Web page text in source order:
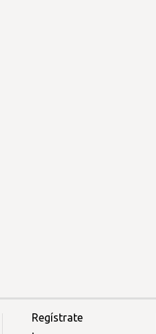
Regístrate